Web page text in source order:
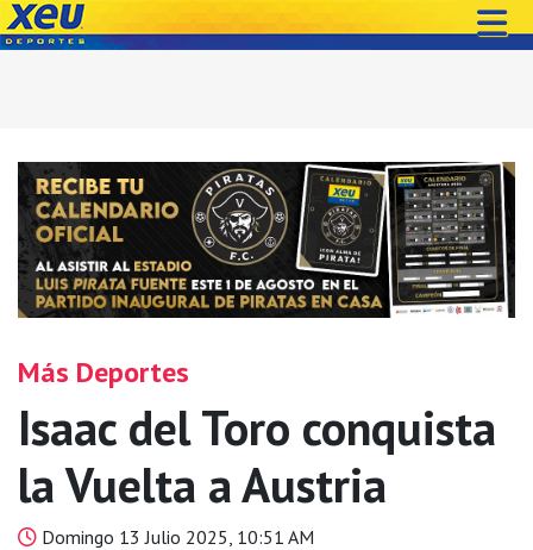
Más Deportes
Isaac del Toro conquista
la Vuelta a Austria
Domingo 13 Julio 2025, 10:51 AM